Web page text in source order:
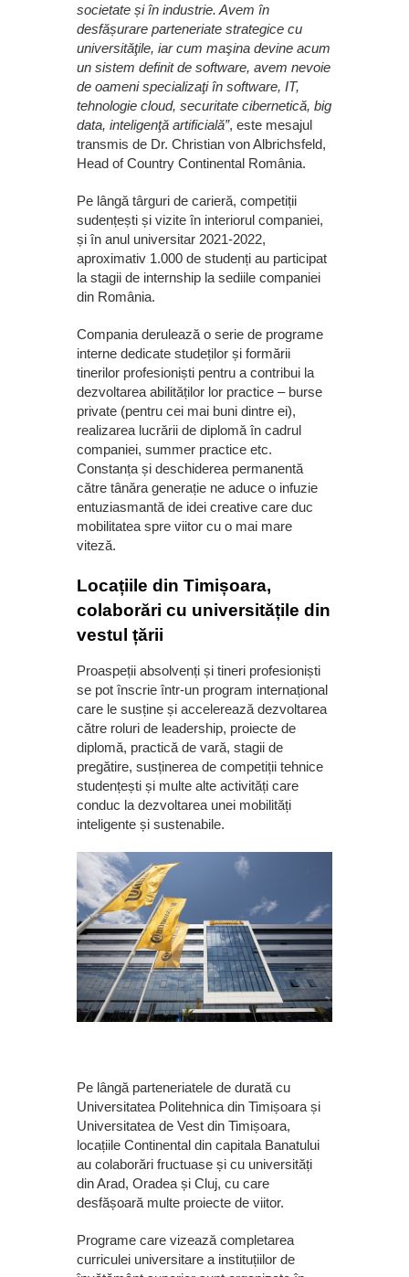
societate și în industrie. Avem în
desfășurare parteneriate strategice cu
universităţile, iar cum maşina devine acum
un sistem definit de software, avem nevoie
de oameni specializaţi în software, IT,
tehnologie cloud, securitate cibernetică, big
data, inteligenţă artificială”, este mesajul
transmis de Dr. Christian von Albrichsfeld,
Head of Country Continental România.
Pe lângă târguri de carieră, competiții
sudențești și vizite în interiorul companiei,
și în anul universitar 2021-2022,
aproximativ 1.000 de studenți au participat
la stagii de internship la sediile companiei
din România.
Compania derulează o serie de programe
interne dedicate studeților și formării
tinerilor profesioniști pentru a contribui la
dezvoltarea abilităților lor practice – burse
private (pentru cei mai buni dintre ei),
realizarea lucrării de diplomă în cadrul
companiei, summer practice etc.
Constanța și deschiderea permanentă
către tânăra generație ne aduce o infuzie
entuziasmantă de idei creative care duc
mobilitatea spre viitor cu o mai mare
viteză.
Locațiile din Timișoara,
colaborări cu universitățile din
vestul țării
Proaspeții absolvenți și tineri profesioniști
se pot înscrie într-un program internațional
care le susține și accelerează dezvoltarea
către roluri de leadership, proiecte de
diplomă, practică de vară, stagii de
pregătire, susținerea de competiții tehnice
studențești și multe alte activități care
conduc la dezvoltarea unei mobilități
inteligente și sustenabile.
Pe lângă parteneriatele de durată cu
Universitatea Politehnica din Timișoara și
Universitatea de Vest din Timișoara,
locațiile Continental din capitala Banatului
au colaborări fructuase și cu universități
din Arad, Oradea și Cluj, cu care
desfășoară multe proiecte de viitor.
Programe care vizează completarea
curriculei universitare a instituțiilor de